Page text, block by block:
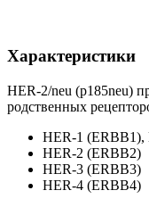
Характеристики
HER-2/neu (p185neu)
родственных
HER-1 (ERBB1),
HER-2 (ERBB2)
HER-3 (ERBB3)
HER-4 (ERBB4)